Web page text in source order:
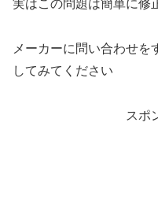
実はこの問題は簡単に修
メーカーに問い合わせ
してみてください
スポ